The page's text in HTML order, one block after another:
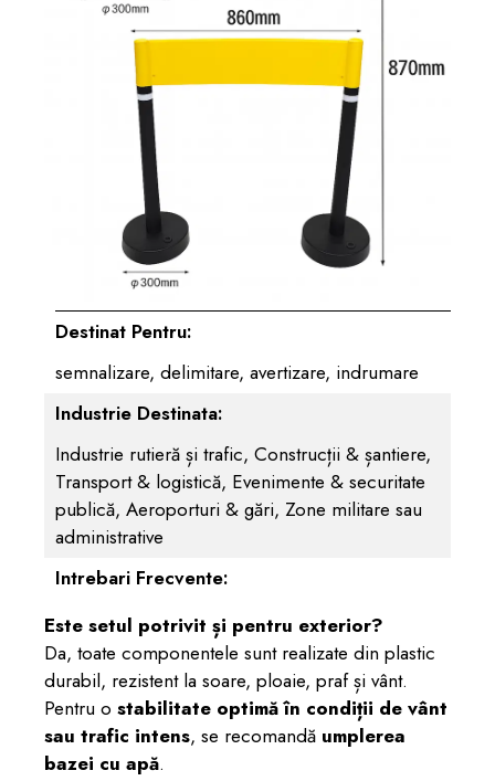
Destinat Pentru:
semnalizare, delimitare, avertizare, indrumare
Industrie Destinata:
Industrie rutieră și trafic, Construcții & șantiere,
Transport & logistică, Evenimente & securitate
publică, Aeroporturi & gări, Zone militare sau
administrative
Intrebari Frecvente:
Este setul potrivit și pentru exterior?
Da, toate componentele sunt realizate din plastic
durabil, rezistent la soare, ploaie, praf și vânt.
Pentru o stabilitate optimă în condiții de vânt
sau trafic intens, se recomandă umplerea
bazei cu apă.